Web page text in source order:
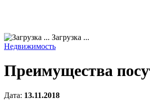
Загрузка ...
Недвижимость
Преимущества
Дата: 13.11.2018